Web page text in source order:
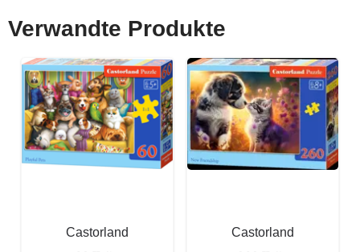
Verwandte Produkte
Castorland
Castorland